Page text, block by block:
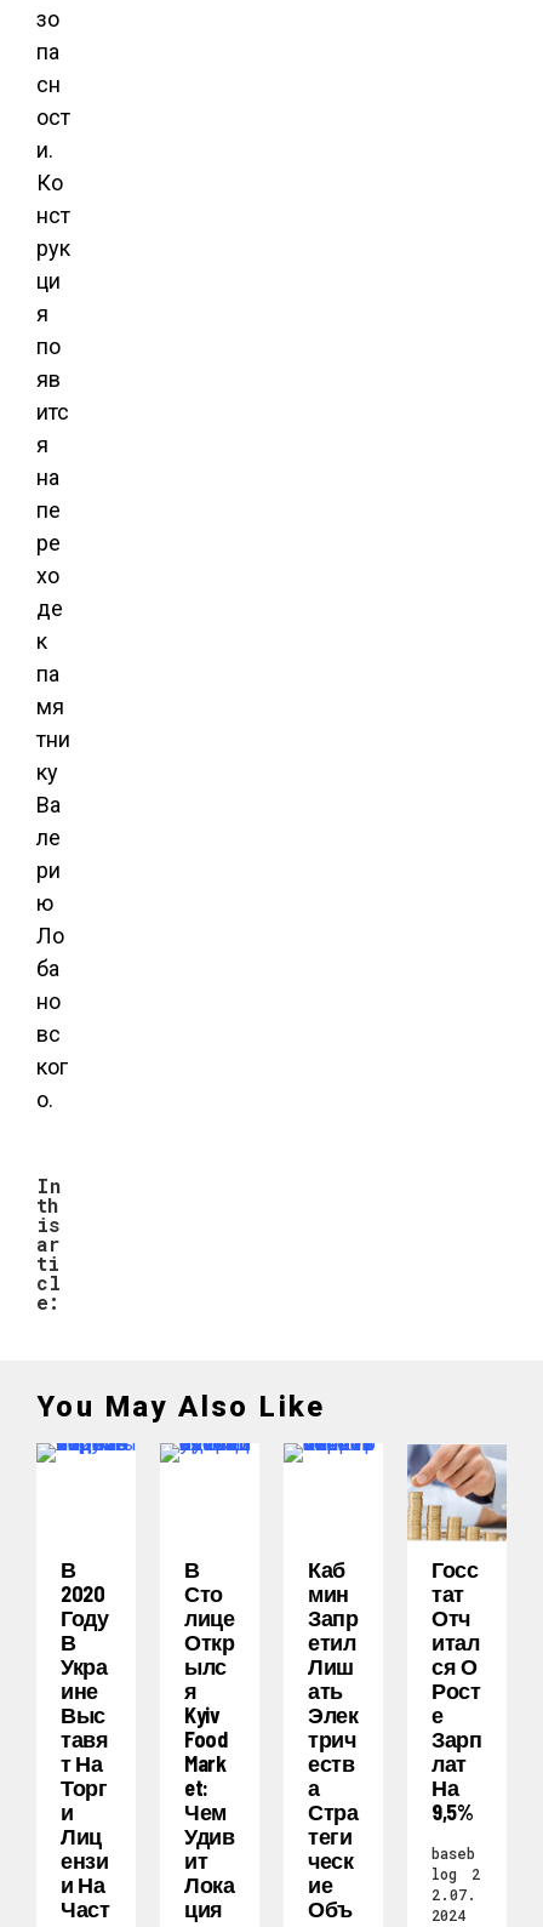
зо
па
сн
ост
и.
Ко
нст
рук
ци
я
по
яв
итс
я
на
пе
ре
хо
де
к
па
мя
тни
ку
Ва
ле
ри
ю
Ло
ба
но
вс
ког
о.
In
th
is
ar
ti
cl
e:
You May Also Like
В
2020
Году
В
Укра
Ине
Выс
Тавя
Т На
Торг
И
Лиц
Ензи
И На
Част
В
Сто
Лице
Откр
Ылс
Я
Kyiv
Food
Mark
Et:
Чем
Удив
Ит
Лока
Ция
Каб
Мин
Запр
Етил
Лиш
Ать
Элек
Трич
Еств
А
Стра
Теги
Ческ
Ие
Объ
Госс
Тат
Отч
Итал
Ся О
Рост
Е
Зарп
Лат
На
9,5%
baseb
log
2
2.07.
2024